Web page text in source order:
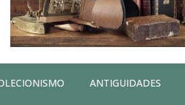
ANTIGUIDADES